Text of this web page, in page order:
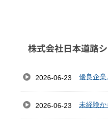
株式会社日本道路
2026-06-23 優良企
2026-06-23 未経験